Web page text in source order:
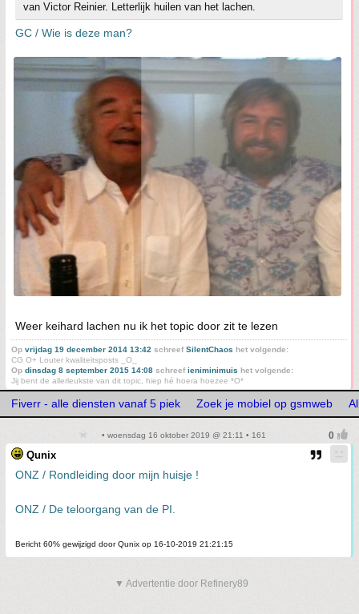
van Victor Reinier. Letterlijk huilen van het lachen.
GC / Wie is deze man?
Weer keihard lachen nu ik het topic door zit te lezen
Op vrijdag 19 december 2014 13:42 schreefSilentChaos het volgende:
CG O+ Louter kwaliteitsposts _O_
Op dinsdag 8 september 2015 14:08 schreefieniminimuis het volgende:
Jij bent de allerleukste van dit topic, hiep hé hoera hoezee *O*
Fiverr - alle diensten vanaf 5 piek Zoek je mobiel op gsmweb
• woensdag 16 oktober 2019 @ 21:11 • 161
Qunix
ONZ / Rondleiding door mijn huisje !
ONZ / De teloorgang van de PI.
Bericht 60% gewijzigd door Qunix op 16-10-2019 21:21:15
▼ Advertentie door Refinery89